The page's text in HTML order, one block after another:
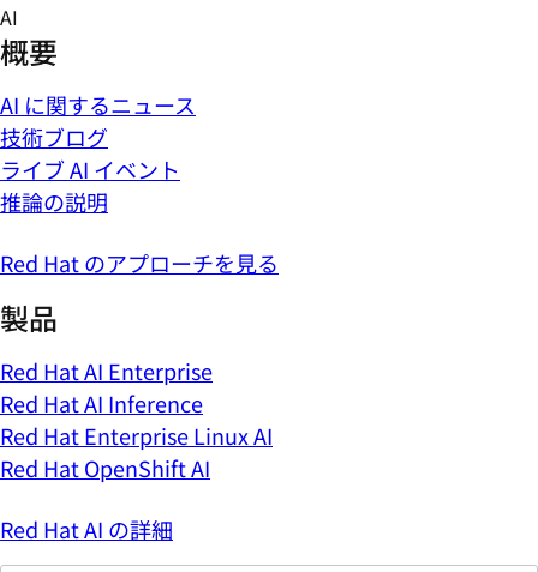
Skip
to
content
AI
概要
AI に関するニュース
技術ブログ
ライブ AI イベント
推論の説明
Red Hat のアプローチを見る
製品
Red Hat AI Enterprise
Red Hat AI Inference
Red Hat Enterprise Linux AI
Red Hat OpenShift AI
Red Hat AI の詳細